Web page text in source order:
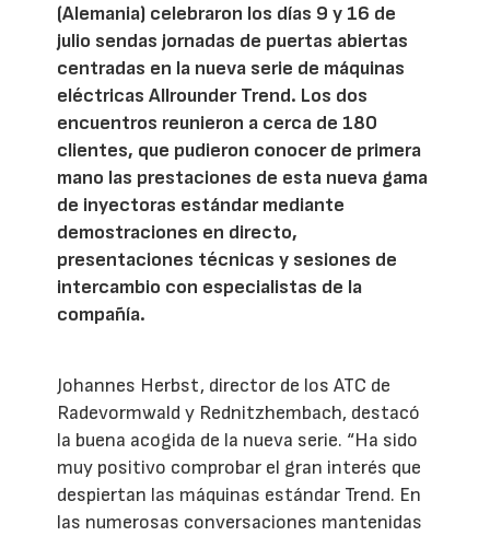
(Alemania) celebraron los días 9 y 16 de
julio sendas jornadas de puertas abiertas
centradas en la nueva serie de máquinas
eléctricas Allrounder Trend. Los dos
encuentros reunieron a cerca de 180
clientes, que pudieron conocer de primera
mano las prestaciones de esta nueva gama
de inyectoras estándar mediante
demostraciones en directo,
presentaciones técnicas y sesiones de
intercambio con especialistas de la
compañía.
Johannes Herbst, director de los ATC de
Radevormwald y Rednitzhembach, destacó
la buena acogida de la nueva serie. “Ha sido
muy positivo comprobar el gran interés que
despiertan las máquinas estándar Trend. En
las numerosas conversaciones mantenidas